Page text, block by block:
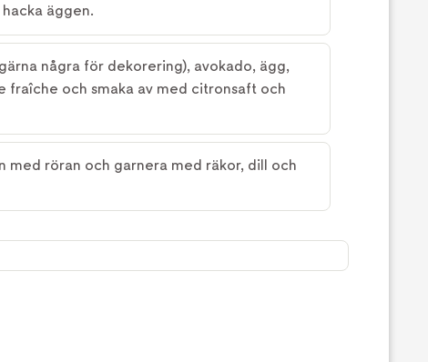
äggen.
några för dekorering), avokado, ägg,
fraîche och smaka av med citronsaft och
med röran och garnera med räkor, dill och